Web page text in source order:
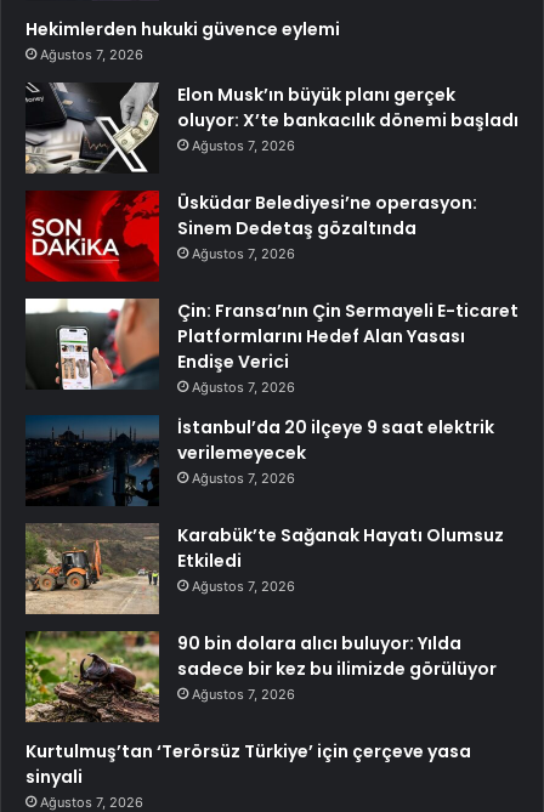
Hekimlerden hukuki güvence eylemi
Ağustos 7, 2026
Elon Musk’ın büyük planı gerçek
oluyor: X’te bankacılık dönemi başladı
Ağustos 7, 2026
Üsküdar Belediyesi’ne operasyon:
Sinem Dedetaş gözaltında
Ağustos 7, 2026
Çin: Fransa’nın Çin Sermayeli E-ticaret
Platformlarını Hedef Alan Yasası
Endişe Verici
Ağustos 7, 2026
İstanbul’da 20 ilçeye 9 saat elektrik
verilemeyecek
Ağustos 7, 2026
Karabük’te Sağanak Hayatı Olumsuz
Etkiledi
Ağustos 7, 2026
90 bin dolara alıcı buluyor: Yılda
sadece bir kez bu ilimizde görülüyor
Ağustos 7, 2026
Kurtulmuş’tan ‘Terörsüz Türkiye’ için çerçeve yasa
sinyali
Ağustos 7, 2026